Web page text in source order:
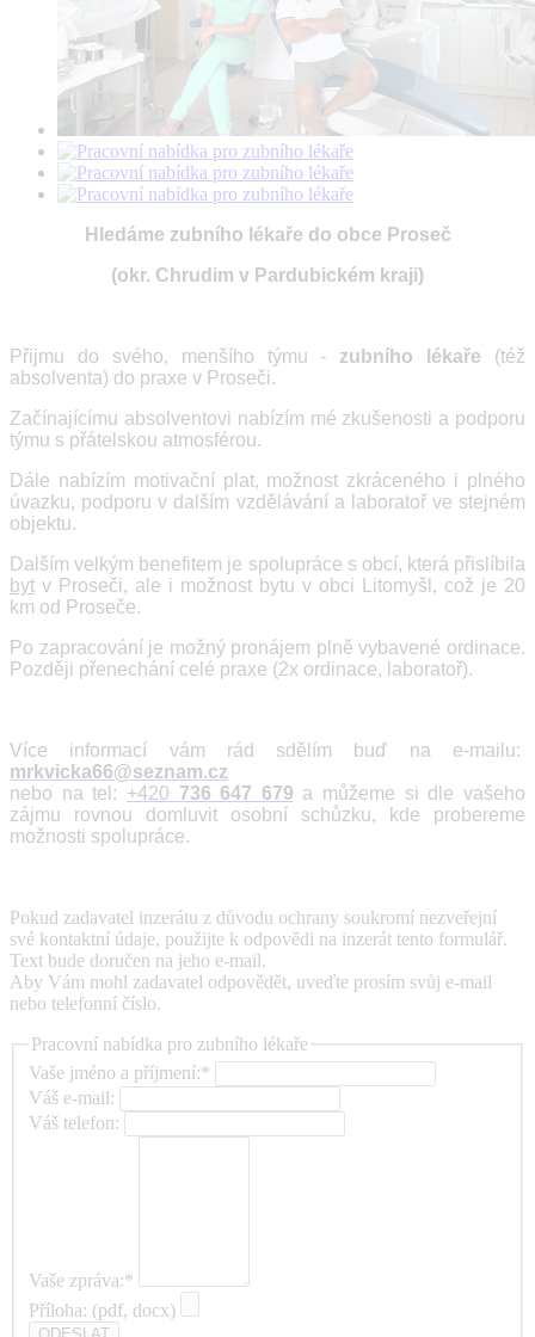
Hledáme zubního lékaře do obce Proseč
(okr. Chrudim v Pardubickém kraji)
Přijmu do svého, menšího týmu - zubního lékaře (též
absolventa) do praxe v Proseči.
Začínajícímu absolventovi nabízím mé zkušenosti a podporu
týmu s přátelskou atmosférou.
Dále nabízím motivační plat, možnost zkráceného i plného
úvazku, podporu v dalším vzdělávání a laboratoř ve stejném
objektu.
Dalším velkým benefitem je spolupráce s obcí, která přislíbila
byt v Proseči, ale i možnost bytu v obci Litomyšl, což je 20
km od Proseče.
Po zapracování je možný pronájem plně vybavené ordinace.
Později přenechání celé praxe (2x ordinace, laboratoř).
Více informací vám rád sdělím buď na e-mailu:
mrkvicka66@seznam.cz
nebo na tel: +420 736 647 679 a můžeme si dle vašeho
zájmu rovnou domluvit osobní schůzku, kde probereme
možnosti spolupráce.
Pokud zadavatel inzerátu z důvodu ochrany soukromí nezveřejní
své kontaktní údaje, použijte k odpovědi na inzerát tento formulář.
Text bude doručen na jeho e-mail.
Aby Vám mohl zadavatel odpovědět, uveďte prosím svůj e-mail
nebo telefonní číslo.
Pracovní nabídka pro zubního lékaře
Vaše jméno a příjmení:*
Váš e-mail:
Váš telefon:
Vaše zpráva:*
Příloha: (pdf, docx)